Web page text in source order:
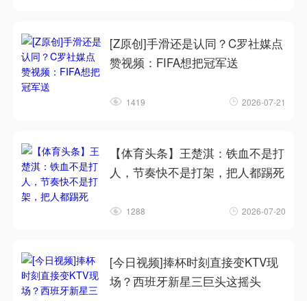
[Z原创]手滑还是认同？C罗社媒点
赞视频：FIFA想把冠军送
1419 2026-07-21
【体育头条】王楚淇：铁血不是打
人，节奏快不是打架，把人都踢死
1288 2026-07-20
[今日视频]捧杯时刻直接变KTV现
场？西班牙新星三巨头这摇头